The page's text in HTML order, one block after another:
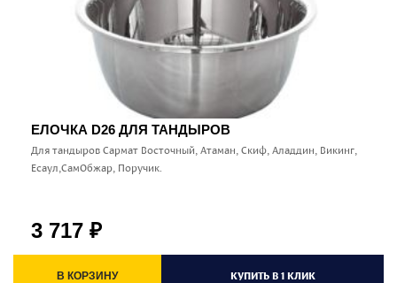
ЕЛОЧКА D26 ДЛЯ ТАНДЫРОВ
Для тандыров Сармат Восточный, Атаман, Скиф, Аладдин, Викинг,
Есаул,СамОбжар, Поручик.
3 717 ₽
В КОРЗИНУ КУПИТЬ В 1 КЛИК